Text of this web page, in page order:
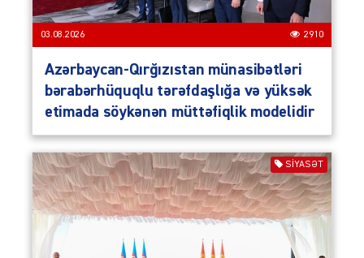
03.08.2026 2910
Azərbaycan-Qırğızıstan münasibətləri
bərabərhüquqlu tərəfdaşlığa və yüksək
etimada söykənən müttəfiqlik modelidir
SIYASƏT